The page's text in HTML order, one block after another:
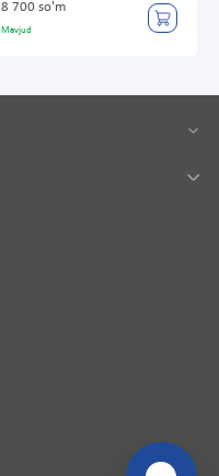
8 700 so'm
Mavjud